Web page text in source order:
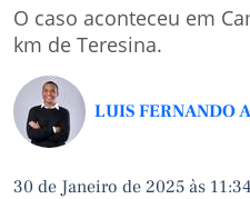
O caso aconteceu em
km de Teresina.
LUIS FERNANDO
30 de Janeiro de 2025 às 11:34